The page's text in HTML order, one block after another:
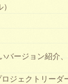
バージョン紹介
ジェクトリーダ